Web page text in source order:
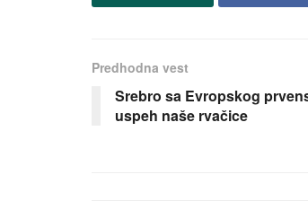
Predhodna vest
Srebro sa Evropskog
uspeh naše rvačice